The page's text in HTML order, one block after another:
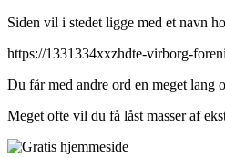
Siden vil i stedet ligge med et navn
https://1331334xxzhdte-virborg-
Du får med andre ord en meget lang
Meget ofte vil du få låst masser af